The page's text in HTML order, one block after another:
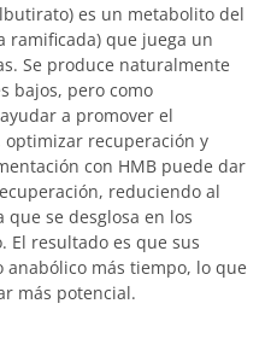
es un metabolito del
ramificada) que juega un
Se produce naturalmente
bajos, pero como
a promover el
recuperación y
con HMB puede dar
reduciendo al
se desglosa en los
El resultado es que sus
más tiempo, lo que
más potencial.